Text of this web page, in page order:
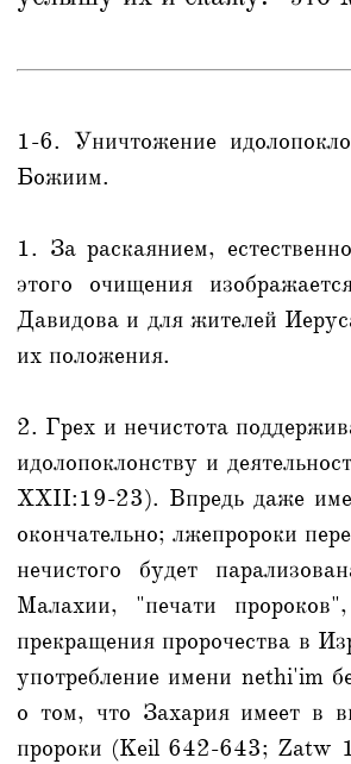
1-6. Уничтожение
Божиим.
1. За раскаянием,
этого очищения
Давидова и для жителей
их положения.
2. Грех и нечистота
идолопоклонству и
XXII:19-23). Впредь даже
окончательно; лжепророки
нечистого будет
Малахии, "печати
прекращения пророчества в
употребление имени nethi'im
о том, что Захария имеет в
пророки (Keil 642-643;